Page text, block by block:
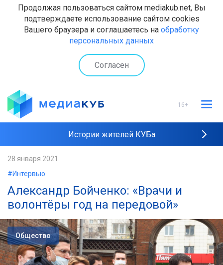
Продолжая пользоваться сайтом mediakub.net, Вы
подтверждаете использование сайтом cookies
Вашего браузера и соглашаетесь на обработку
персональных данных
Согласен
16+
Истории жителей КУБа
28 января 2021
#Интервью
Александр Бойченко: «Врачи и
волонтёры год на передовой»
Общество